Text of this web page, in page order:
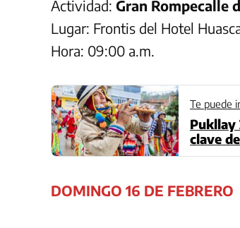
Actividad: Gran Rompecalle
Lugar: Frontis del Hotel
Hora: 09:00 a.m.
Te puede
Pukllay
clave
DOMINGO 16 DE FEBRERO